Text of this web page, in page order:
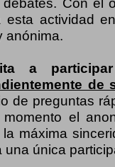
esta actividad
anónima.
a
de preguntas
el
la máxima
una única